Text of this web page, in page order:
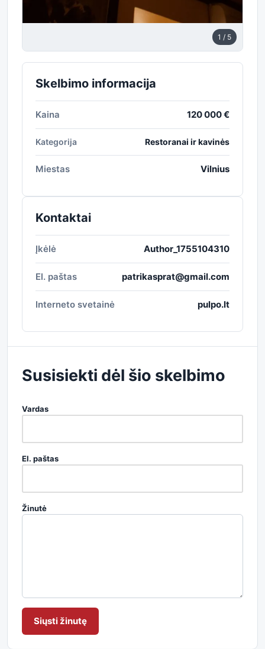
1 / 5
Skelbimo informacija
Kaina 120 000 €
Kategorija Restoranai ir kavinės
Miestas Vilnius
Kontaktai
Įkėlė Author_1755104310
El. paštas patrikasprat@gmail.com
Interneto svetainė pulpo.lt
Susisiekti dėl šio skelbimo
Vardas
El. paštas
Žinutė
Siųsti žinutę